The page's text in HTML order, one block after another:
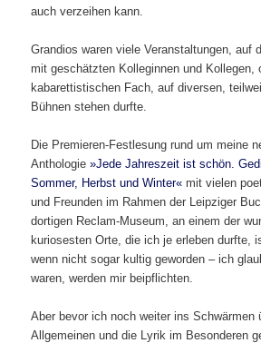
auch verzeihen kann.
Grandios waren viele Veranstaltungen, auf
mit geschätzten Kolleginnen und Kollegen,
kabarettistischen Fach, auf diversen,
Bühnen stehen durfte.
Die Premieren-Festlesung rund um meine
Anthologie»Jede Jahreszeit ist schön.
Sommer, Herbst und Winter« mit vielen
und Freunden im Rahmen der Leipziger
dortigen Reclam-Museum, an einem der
kuriosesten Orte, die ich je erleben durfte,
wenn nicht sogar kultig geworden – ich
waren, werden mir beipflichten.
Aber bevor ich noch weiter ins Schwärmen
Allgemeinen und die Lyrik im Besonderen